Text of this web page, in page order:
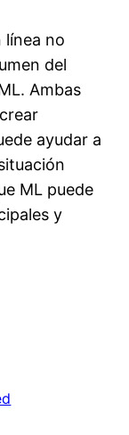
línea no
del
Ambas
ayudar a
ML puede
y